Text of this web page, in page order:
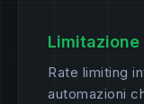
Rate limiting
automazioni